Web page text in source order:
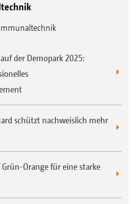
der Demopark 2025:
schützt nachweislich mehr
Grün-Orange für eine starke